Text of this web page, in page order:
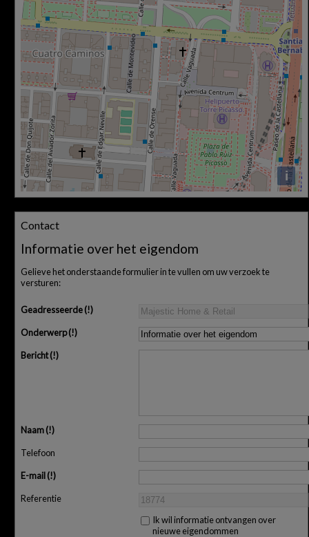
i
Contact
Informatie over het eigendom
Gelieve het onderstaande formulier in te vullen om uw verzoek te
versturen:
Geadresseerde
Onderwerp
Bericht
Naam
Telefoon
E-mail
Referentie
Ik wil informatie ontvangen over
nieuwe eigendommen